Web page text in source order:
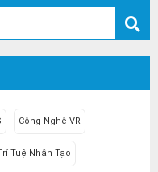
Công Nghệ VR
Tuệ Nhân Tạo